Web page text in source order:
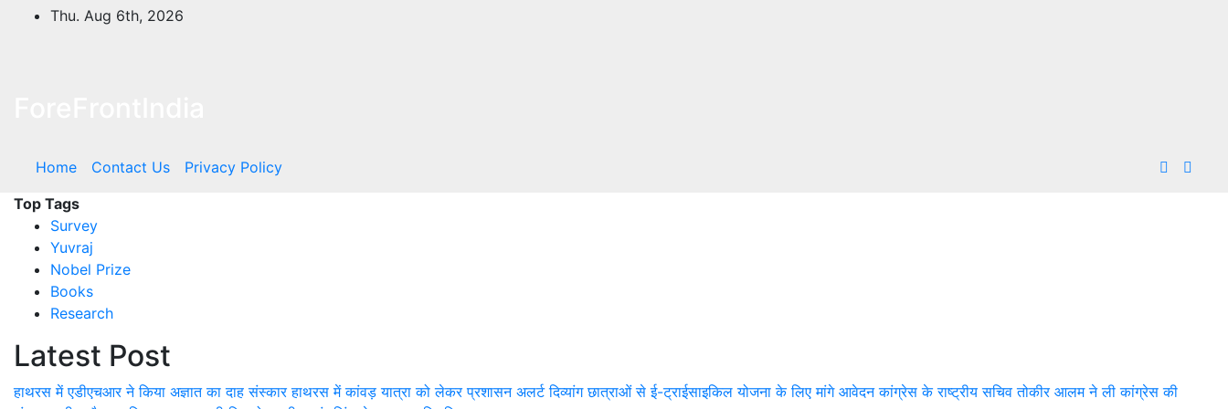
Thu. Aug 6th, 2026
Home Contact Us
Privacy Policy
Top Tags
Survey
Yuvraj
Nobel Prize
Books
Research
Latest Post
हाथरस में एडीएचआर ने किया अज्ञात का दाह संस्कार हाथरस में कांवड़ यात्रा को लेकर प्रशासन अलर्ट दिव्यांग छात्राओं से ई-ट्राईसाइकिल योजना के लिए मांगे आवेदन कांग्रेस के राष्ट्रीय सचिव तोकीर आलम ने ली कांग्रेस की